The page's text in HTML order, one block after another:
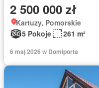
2 500 000 zł
Kartuzy, Pomorskie
5 Pokoje
261 m²
6 maj 2026 w Domiporta